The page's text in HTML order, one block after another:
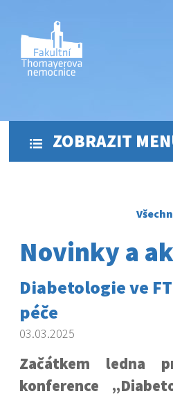
ZOBRAZIT
Novinky a
Diabetologie ve
péče
03.03.2025
Začátkem ledna
konference